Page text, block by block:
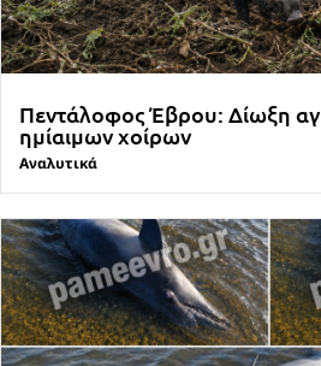
Πεντάλοφος Έβρου: Δίωξη
ημίαιμων χοίρων
Αναλυτικά